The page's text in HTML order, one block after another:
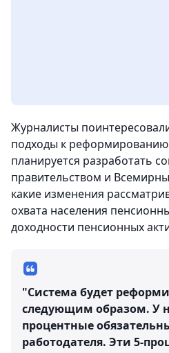
Журналисты
подходы к
планируется разработать
правительством и
какие изменения
охвата населения
доходности пенсионных
"Система будет
следующим образом. У
процентные
работодателя. Эти 5-